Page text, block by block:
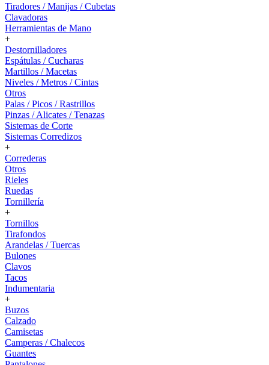
Tiradores / Manijas / Cubetas
Clavadoras
Herramientas de Mano
+
Destornilladores
Espátulas / Cucharas
Martillos / Macetas
Niveles / Metros / Cintas
Otros
Palas / Picos / Rastrillos
Pinzas / Alicates / Tenazas
Sistemas de Corte
Sistemas Corredizos
+
Correderas
Otros
Rieles
Ruedas
Tornillería
+
Tornillos
Tirafondos
Arandelas / Tuercas
Bulones
Clavos
Tacos
Indumentaria
+
Buzos
Calzado
Camisetas
Camperas / Chalecos
Guantes